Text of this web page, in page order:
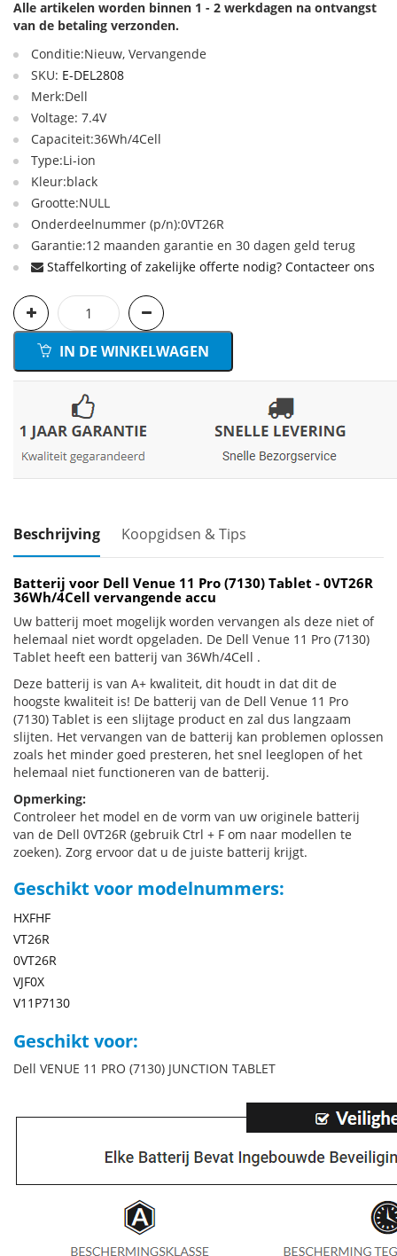
Alle artikelen worden binnen 1 - 2 werkdagen na ontvangst
van de betaling verzonden.
Conditie:Nieuw, Vervangende
SKU: E-DEL2808
Merk:Dell
Voltage: 7.4V
Capaciteit:36Wh/4Cell
Type:Li-ion
Kleur:black
Grootte:NULL
Onderdeelnummer (p/n):0VT26R
Garantie:12 maanden garantie en 30 dagen geld terug
Staffelkorting of zakelijke offerte nodig? Contacteer ons
IN DE WINKELWAGEN
Beschrijving Koopgidsen & Tips
Batterij voor Dell Venue 11 Pro (7130) Tablet - 0VT26R
36Wh/4Cell vervangende accu
Uw batterij moet mogelijk worden vervangen als deze niet of
helemaal niet wordt opgeladen. De Dell Venue 11 Pro (7130)
Tablet heeft een batterij van 36Wh/4Cell .
Deze batterij is van A+ kwaliteit, dit houdt in dat dit de
hoogste kwaliteit is! De batterij van de Dell Venue 11 Pro
(7130) Tablet is een slijtage product en zal dus langzaam
slijten. Het vervangen van de batterij kan problemen oplossen
zoals het minder goed presteren, het snel leeglopen of het
helemaal niet functioneren van de batterij.
Opmerking:
Controleer het model en de vorm van uw originele batterij
van de Dell 0VT26R (gebruik Ctrl + F om naar modellen te
zoeken). Zorg ervoor dat u de juiste batterij krijgt.
Geschikt voor modelnummers:
HXFHF
VT26R
0VT26R
VJF0X
V11P7130
Geschikt voor:
Dell VENUE 11 PRO (7130) JUNCTION TABLET